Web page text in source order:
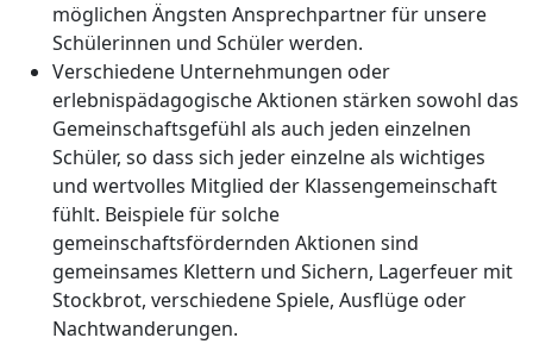
möglichen Ängsten Ansprechpartner für unsere
Schülerinnen und Schüler werden.
Verschiedene Unternehmungen oder
erlebnispädagogische Aktionen stärken sowohl das
Gemeinschaftsgefühl als auch jeden einzelnen
Schüler, so dass sich jeder einzelne als wichtiges
und wertvolles Mitglied der Klassengemeinschaft
fühlt. Beispiele für solche
gemeinschaftsfördernden Aktionen sind
gemeinsames Klettern und Sichern, Lagerfeuer mit
Stockbrot, verschiedene Spiele, Ausflüge oder
Nachtwanderungen.